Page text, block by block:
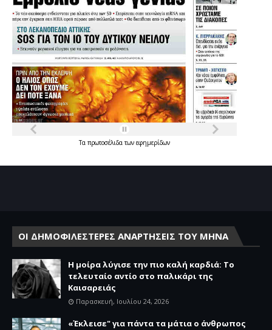
Τα πρωτοσέλιδατων εφημερίδων
ΟΙ ΔΗΜΟΦΙΛΕΣΤΕΡΕΣ ΑΝΑΡΤΗΣΕΙΣ ΤΟΥ ΜΗΝΑ
Η μοίρα λύγισε την πιο καλή καρδιά: Το
τελευταίο αντίο στο παλικάρι της
Καισαρειάς
Παρασκευή, Ιουλίου 24, 2026
«Έκλεισε" για πάντα τα μάτια ο άνθρωπος